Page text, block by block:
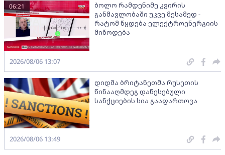
ბოლო რამდენიმე კვირის
განმავლობაში უკვე მესამედ -
რატომ წყდება ელექტროენერგიის
მიწოდება
06:21
2026/08/06 13:07
დიდმა ბრიტანეთმა რუსეთის
წინააღმდეგ დაწესებული
სანქციების სია გააფართოვა
2026/08/06 13:49